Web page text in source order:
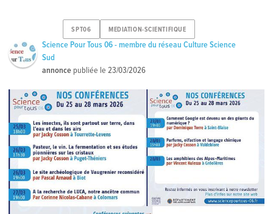
SPT06 MEDIATION-SCIENTIFIQUE
Science Pour Tous 06 - membre du réseau Culture Science
Sud
annonce publiée le23/03/2026